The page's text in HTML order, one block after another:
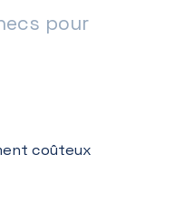
pour
coûteux